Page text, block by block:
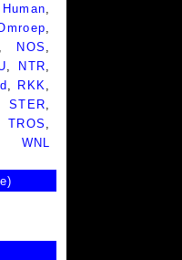
Human,
,
, NOS ,
, NTR,
, RKK,
STER,
TROS ,
WNL